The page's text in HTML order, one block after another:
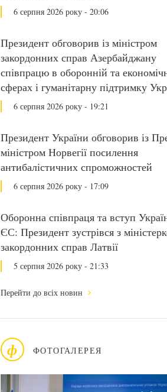
6 серпня 2026 року - 20:06
Президент обговорив із міністром
закордонних справ Азербайджану
співпрацю в оборонній та
сферах і гуманітарну підтримку
6 серпня 2026 року - 19:21
Президент України обговорив із
міністром Норвегії посилення
антибалістичних спроможностей
6 серпня 2026 року - 17:09
Оборонна співпраця та вступ
ЄС: Президент зустрівся з
закордонних справ Латвії
5 серпня 2026 року - 21:33
Перейти до всіх новин
ф ФОТОГАЛЕРЕЯ